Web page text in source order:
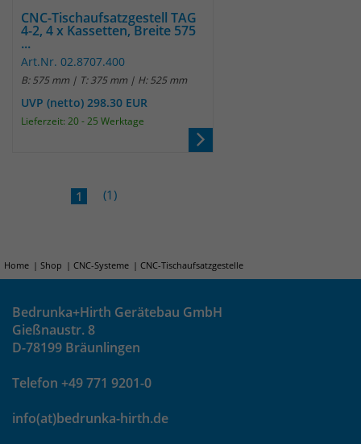
CNC-Tischaufsatzgestell TAG
4-2, 4 x Kassetten, Breite 575
...
Art.Nr. 02.8707.400
B: 575 mm | T: 375 mm | H: 525 mm
UVP (netto) 298.30 EUR
Lieferzeit: 20 - 25 Werktage
1 (1)
Home Shop CNC-Systeme CNC-Tischaufsatzgestelle
Bedrunka+Hirth Gerätebau GmbH
Gießnaustr. 8
D-78199 Bräunlingen
Telefon +49 771 9201-0
info(at)bedrunka-hirth.de